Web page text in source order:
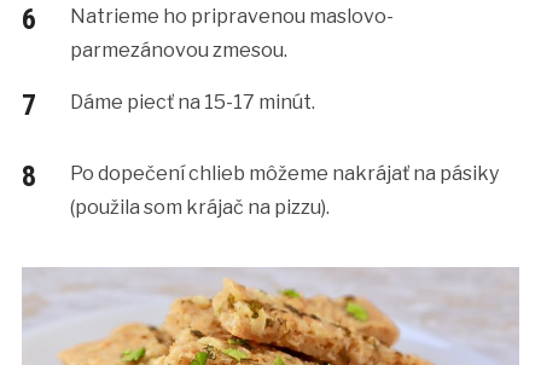
Natrieme ho pripravenou maslovo-
parmezánovou zmesou.
Dáme piecť na 15-17 minút.
Po dopečení chlieb môžeme nakrájať na pásiky
(použila som krájač na pizzu).